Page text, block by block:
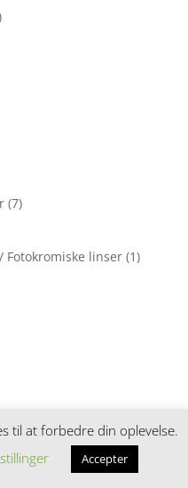
(7)
linser (1)
til at forbedre din oplevelse.
Accepter